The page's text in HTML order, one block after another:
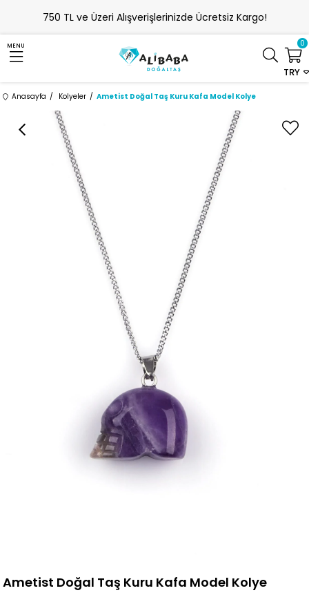
750 TL ve Üzeri Alışverişlerinizde Ücretsiz Kargo!
MENU
TRY
0
Anasayfa Kolyeler Ametist Doğal Taş Kuru Kafa Model Kolye
Ametist Doğal Taş Kuru Kafa Model Kolye